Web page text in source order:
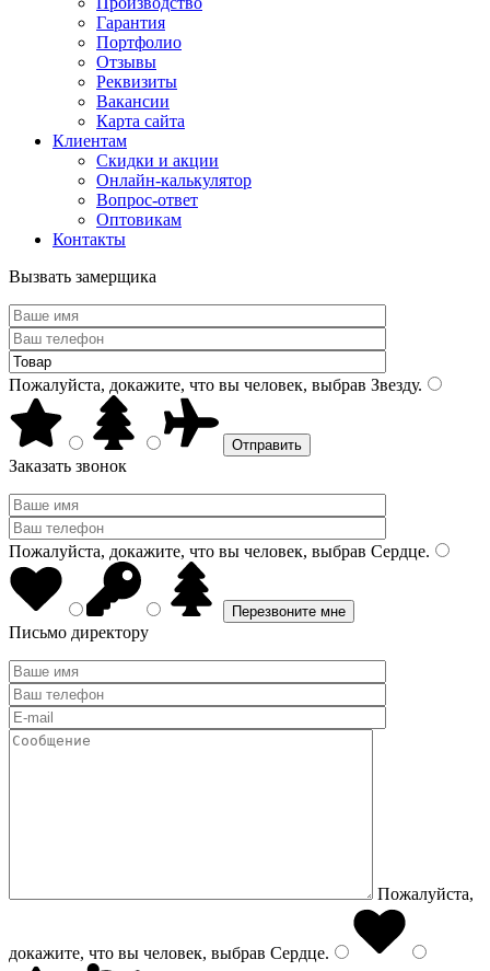
Гарантия
Портфолио
Отзывы
Реквизиты
Вакансии
Карта сайта
Клиентам
Скидки и акции
Онлайн-калькулятор
Вопрос-ответ
Оптовикам
Контакты
Вызвать замерщика
Пожалуйста, докажите, что вы человек, выбрав Звезду.
Заказать звонок
Пожалуйста, докажите, что вы человек, выбрав Сердце.
Письмо директору
Пожалуйста,
докажите, что вы человек, выбрав Сердце.